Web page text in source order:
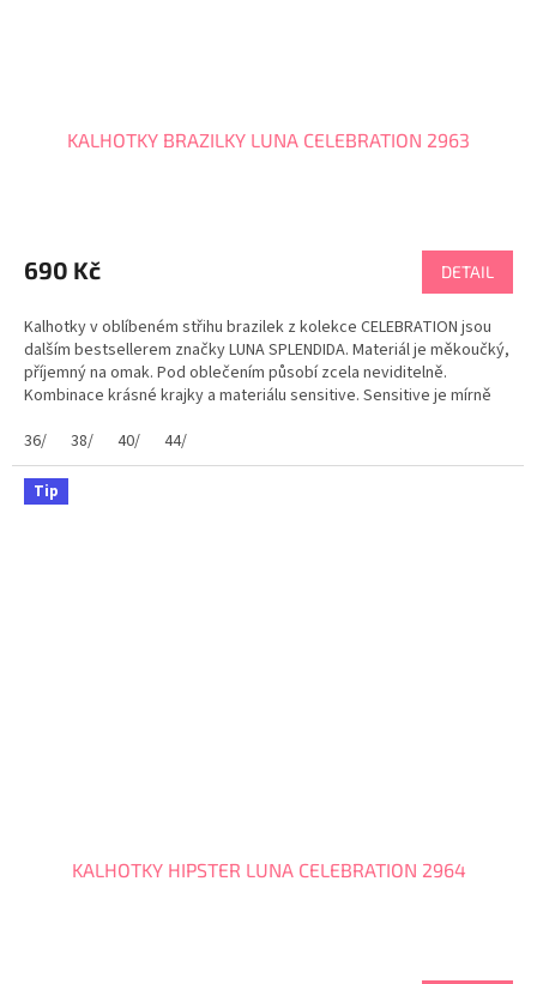
KALHOTKY BRAZILKY LUNA CELEBRATION 2963
690 Kč DETAIL
Kalhotky v oblíbeném střihu brazilek z kolekce CELEBRATION jsou
dalším bestsellerem značky LUNA SPLENDIDA. Materiál je měkoučký,
příjemný na omak. Pod oblečením působí zcela neviditelně.
Kombinace krásné krajky a materiálu sensitive. Sensitive je mírně
36/
38/ 40/ 44/
Tip
KALHOTKY HIPSTER LUNA CELEBRATION 2964